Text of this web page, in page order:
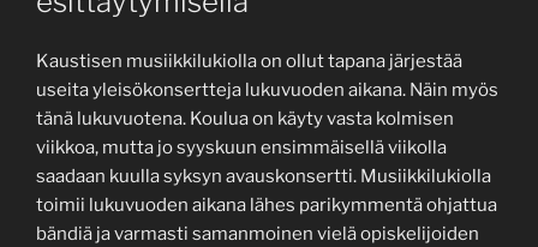
Kaustisen musiikkilukiolla on ollut tapana järjestää
useita yleisökonsertteja lukuvuoden aikana. Näin myös
tänä lukuvuotena. Koulua on käyty vasta kolmisen
viikkoa, mutta jo syyskuun ensimmäisellä viikolla
saadaan kuulla syksyn avauskonsertti. Musiikkilukiolla
toimii lukuvuoden aikana lähes parikymmentä ohjattua
bändiä ja varmasti samanmoinen vielä opiskelijoiden